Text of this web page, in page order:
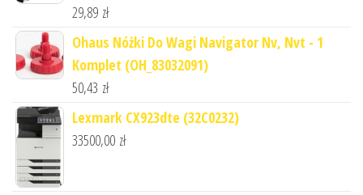
29,89 zł
Ohaus Nóżki Do Wagi Navigator Nv, Nvt - 1
Komplet (OH_83032091)
50,43 zł
Lexmark CX923dte (32C0232)
33500,00 zł